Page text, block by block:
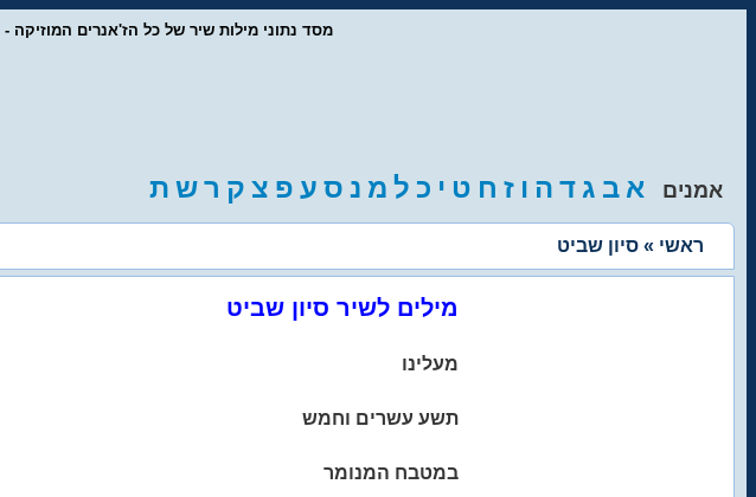
- מסד נתוני מילות שיר של כל הז'אנרים המוזיקה
אמנים א ב ג ד ה ו ז ח ט י כ ל מ נ ס ע פ צ ק רש ת
ראשי » סיון שביט
מילים לשיר סיון שביט
מעלינו
תשע עשרים וחמש
במטבח המנומר